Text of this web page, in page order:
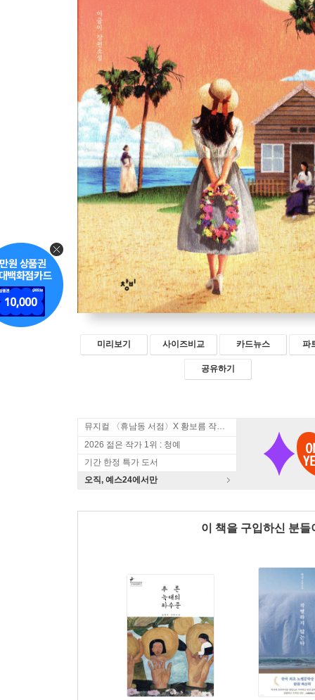
미리보기 사이즈비교 카드뉴스 파
공유하기
뮤지컬 〈휴남동 서점〉X 황보름 작가 북토크
2026 젊은 작가 1위 : 청예
기간 한정 특가 도서
오직, 예스24에서만
이 책을 구입하신 분